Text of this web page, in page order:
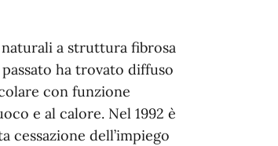
a struttura fibrosa
ha trovato diffuso
con funzione
e al calore. Nel 1992 è
cessazione dell’impiego